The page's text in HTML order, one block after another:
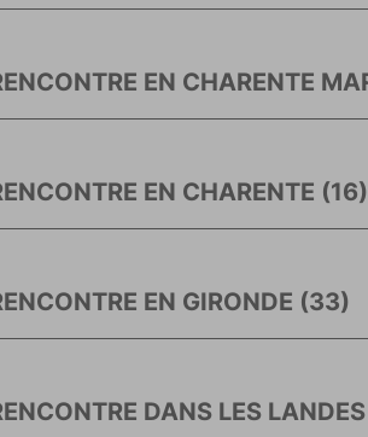
EN CHARENTE
EN CHARENTE (16)
EN GIRONDE (33)
DANS LES